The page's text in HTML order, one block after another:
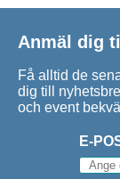
Anmäl dig
Få alltid de
dig till
och event
E-